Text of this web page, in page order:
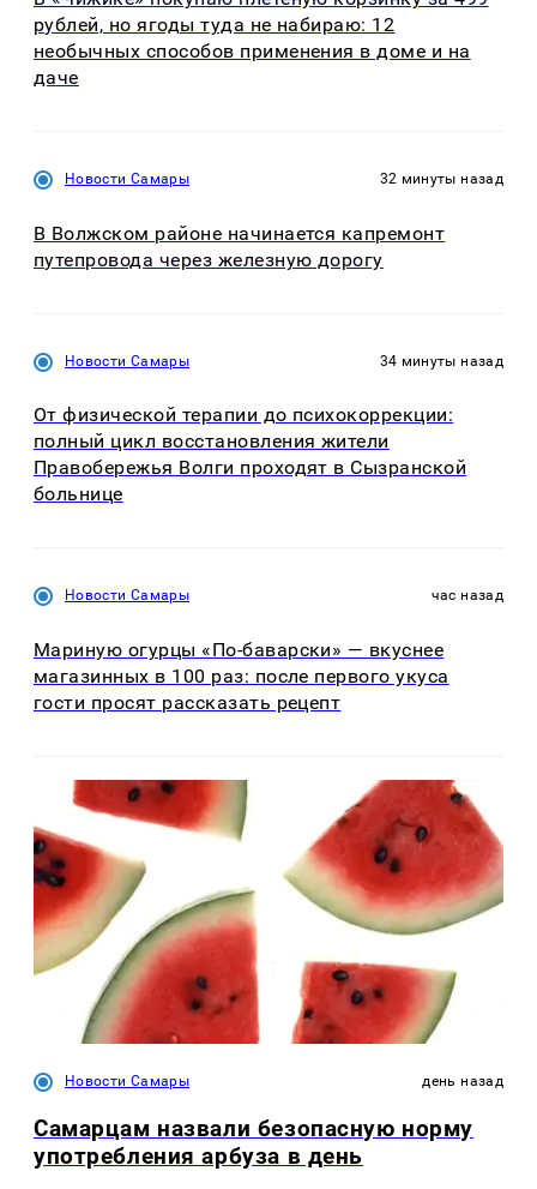
рублей, но ягоды туда не набираю: 12
необычных способов применения в доме и на
даче
Новости Самары 32 минуты назад
В Волжском районе начинается капремонт
путепровода через железную дорогу
Новости Самары 34 минуты назад
От физической терапии до психокоррекции:
полный цикл восстановления жители
Правобережья Волги проходят в Сызранской
больнице
Новости Самары час назад
Мариную огурцы «По-баварски» — вкуснее
магазинных в 100 раз: после первого укуса
гости просят рассказать рецепт
Новости Самары день назад
Самарцам назвали безопасную норму
употребления арбуза в день